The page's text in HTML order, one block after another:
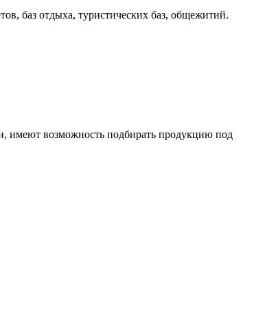
баз отдыха, туристических баз, общежитий.
имеют возможность подбирать продукцию под